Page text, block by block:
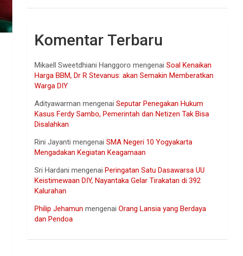
Komentar Terbaru
Mikaell Sweetdhiani Hanggoro mengenaiSoal Kenaikan
Harga BBM, Dr R Stevanus: akan Semakin Memberatkan
Warga DIY
Adityawarman mengenaiSeputar Penegakan Hukum
Kasus Ferdy Sambo, Pemerintah dan Netizen Tak Bisa
Disalahkan
Rini Jayanti mengenaiSMA Negeri 10 Yogyakarta
Mengadakan Kegiatan Keagamaan
Sri Hardani mengenaiPeringatan Satu Dasawarsa UU
Keistimewaan DIY, Nayantaka Gelar Tirakatan di 392
Kalurahan
Philip Jehamun mengenaiOrang Lansia yang Berdaya
dan Pendoa